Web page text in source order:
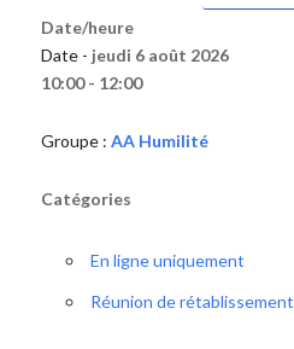
Date/heure
Date - jeudi 6 août 2026
10:00 - 12:00
Groupe : AA Humilité
Catégories
En ligne uniquement
Réunion de rétablissement